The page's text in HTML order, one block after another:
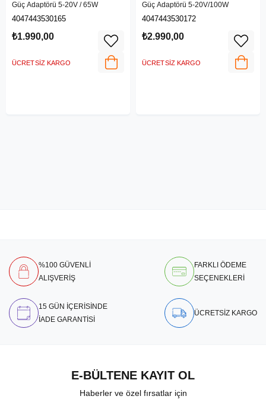
Güç Adaptörü 5-20V / 65W
4047443530165
₺1.990,00
ÜCRETSIZ KARGO
Güç Adaptörü 5-20V/100W
4047443530172
₺2.990,00
ÜCRETSIZ KARGO
%100 GÜVENLİ
ALIŞVERİŞ
FARKLI ÖDEME
SEÇENEKLERİ
15 GÜN İÇERİSİNDE
İADE GARANTİSİ
ÜCRETSİZ KARGO
E-BÜLTENE KAYIT OL
Haberler ve özel fırsatlar için